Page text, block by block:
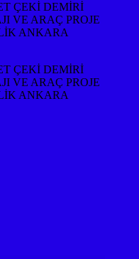
ÇEKİ DEMİRİ
VE ARAÇ PROJE
ANKARA
ÇEKİ DEMİRİ
VE ARAÇ PROJE
ANKARA